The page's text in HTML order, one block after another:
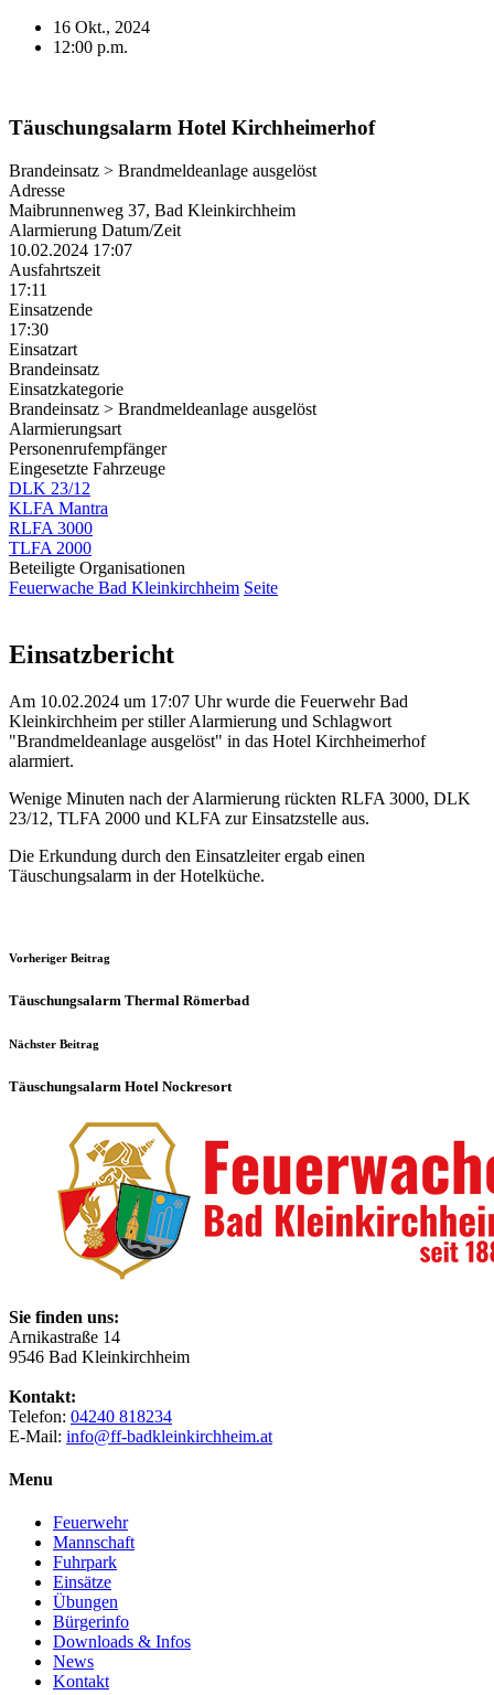
16 Okt., 2024
12:00 p.m.
Täuschungsalarm Hotel Kirchheimerhof
Brandeinsatz > Brandmeldeanlage ausgelöst
Adresse
Maibrunnenweg 37, Bad Kleinkirchheim
Alarmierung Datum/Zeit
10.02.2024 17:07
Ausfahrtszeit
17:11
Einsatzende
17:30
Einsatzart
Brandeinsatz
Einsatzkategorie
Brandeinsatz > Brandmeldeanlage ausgelöst
Alarmierungsart
Personenrufempfänger
Eingesetzte Fahrzeuge
DLK 23/12
KLFA Mantra
RLFA 3000
TLFA 2000
Beteiligte Organisationen
Feuerwache Bad Kleinkirchheim Seite
Einsatzbericht
Am 10.02.2024 um 17:07 Uhr wurde die Feuerwehr Bad
Kleinkirchheim per stiller Alarmierung und Schlagwort
"Brandmeldeanlage ausgelöst" in das Hotel Kirchheimerhof
alarmiert.
Wenige Minuten nach der Alarmierung rückten RLFA 3000, DLK
23/12, TLFA 2000 und KLFA zur Einsatzstelle aus.
Die Erkundung durch den Einsatzleiter ergab einen
Täuschungsalarm in der Hotelküche.
Vorheriger Beitrag
Täuschungsalarm Thermal Römerbad
Nächster Beitrag
Täuschungsalarm Hotel Nockresort
Sie finden uns:
Arnikastraße 14
9546 Bad Kleinkirchheim
Kontakt:
Telefon: 04240 818234
E-Mail: info@ff-badkleinkirchheim.at
Menu
Feuerwehr
Mannschaft
Fuhrpark
Einsätze
Übungen
Bürgerinfo
Downloads & Infos
News
Kontakt